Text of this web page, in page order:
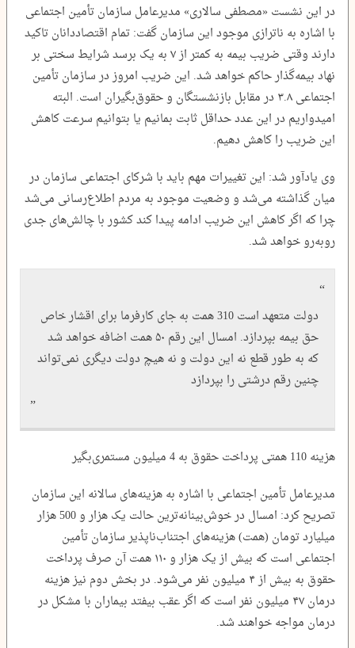
در این نشست «مصطفی سالاری» مدیرعامل سازمان تأمین اجتماعی
با اشاره به ناترازی موجود این سازمان گفت: تمام اقتصاددانان تاکید
دارند وقتی ضریب بیمه به کمتر از ۷ به یک برسد شرایط سختی بر
نهاد بیمه‌گذار حاکم خواهد شد. این ضریب امروز در سازمان تأمین
اجتماعی ۳.۸ در مقابل بازنشستگان و حقوق‌بگیران است. البته
امیدواریم در این عدد حداقل ثابت بمانیم یا بتوانیم سرعت کاهش
این ضریب را کاهش دهیم.
وی یادآور شد: این تغییرات مهم باید با شرکای اجتماعی سازمان در
میان گذاشته می‌شد و وضعیت موجود به مردم اطلاع‌رسانی می‌شد
چرا که اگر کاهش این ضریب ادامه پیدا کند کشور با چالش‌های جدی
روبه‌رو خواهد شد.
دولت متعهد است 310 همت به جای کارفرما برای اقشار خاص
حق بیمه بپردازد. امسال این رقم ۵۰ همت اضافه خواهد شد
که به طور قطع نه این دولت و نه هیچ دولت دیگری نمی‌تواند
چنین رقم درشتی را بپردازد
هزینه 110 همتی پرداخت حقوق به 4 میلیون مستمری‌بگیر
مدیرعامل تأمین اجتماعی با اشاره به هزینه‌های سالانه این سازمان
تصریح کرد: امسال در خوش‌بینانه‌ترین حالت یک هزار و 500 هزار
میلیارد تومان (همت) هزینه‌های اجتناب‌ناپذیر سازمان تأمین
اجتماعی است که بیش از یک هزار و ۱۱۰ همت آن صرف پرداخت
حقوق به بیش از ۴ میلیون نفر می‌شود. در بخش دوم نیز هزینه
درمان ۴۷ میلیون نفر است که اگر عقب بیفتد بیماران با مشکل در
درمان مواجه خواهند شد.